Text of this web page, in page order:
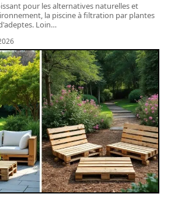
pour les alternatives naturelles et
la piscine à filtration par plantes
Loin…